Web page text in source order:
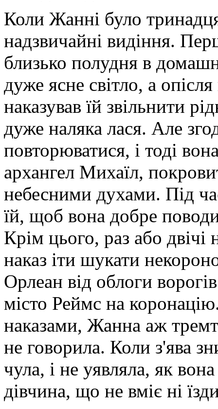
Коли Жанні було
надзвичайні видіння.
близько полудня в
дуже ясне світло, а
наказував їй звільнити
дуже наляка лася. Але
повторюватися, і тоді
архангел Михаїл,
небесними духами. Під
їй, щоб вона добре
Крім цього, раз або
наказ іти шукати
Орлеан від облоги
місто Реймс на
наказами, Жанна аж
не говорила. Коли з'ява
чула, і не уявляла, як
дівчина, що не вміє ні